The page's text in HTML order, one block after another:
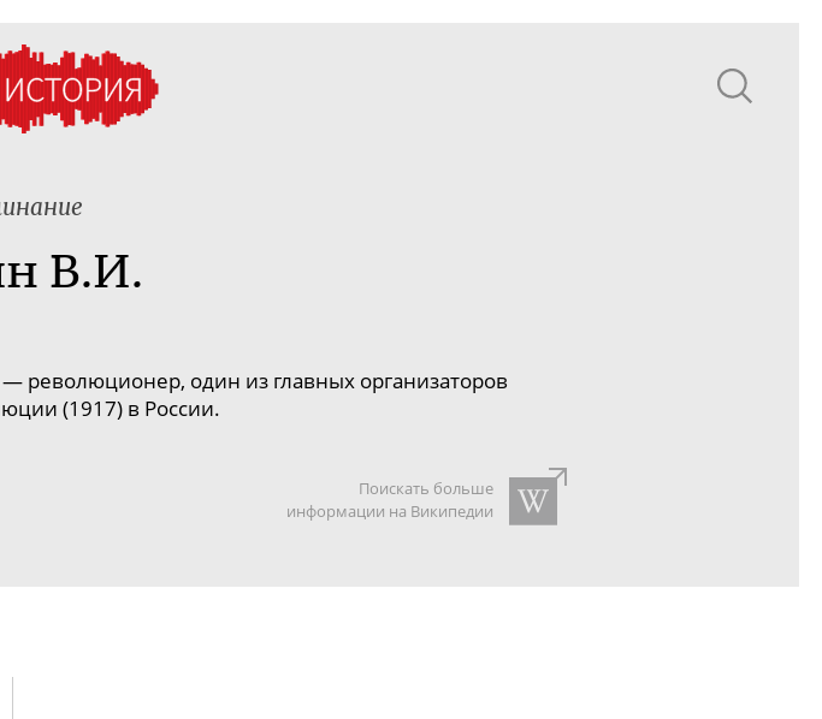
В.И.
один из главных организаторов
(1917) в России.
Поискать больше
информации на Википедии